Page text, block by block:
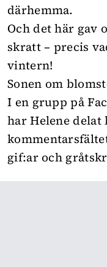
därhemma.
Och det här gav
skratt – precis
vintern!
Sonen om
I en grupp på
har Helene
gif:ar och